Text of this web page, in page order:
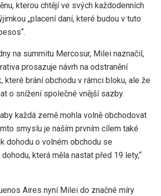
kterou chtějí ve svých každodenních
„placení daní, které budou v tuto
na summitu Mercosur, Milei naznačil,
prosazuje návrh na odstranění
které brání obchodu v rámci bloku, ale že
o snížení společné vnější sazby.
každá země mohla volně obchodovat
smyslu je naším prvním cílem také
dohodu o volném obchodu se
která měla nastat před 19 lety,“
Aires nyní Milei do značné míry